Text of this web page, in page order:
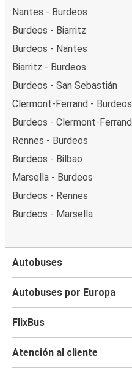
Nantes - Burdeos
Burdeos - Biarritz
Burdeos - Nantes
Biarritz - Burdeos
Burdeos - San Sebastián
Clermont-Ferrand - Burdeos
Burdeos - Clermont-Ferrand
Rennes - Burdeos
Burdeos - Bilbao
Marsella - Burdeos
Burdeos - Rennes
Burdeos - Marsella
Autobuses
Autobuses por Europa
FlixBus
Atención al cliente